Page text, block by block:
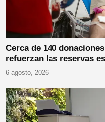
Cerca de 140
refuerzan las reservas
6 agosto, 2026